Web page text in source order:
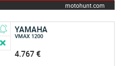
motohunt.com
YAMAHA
VMAX 1200
4.767 €